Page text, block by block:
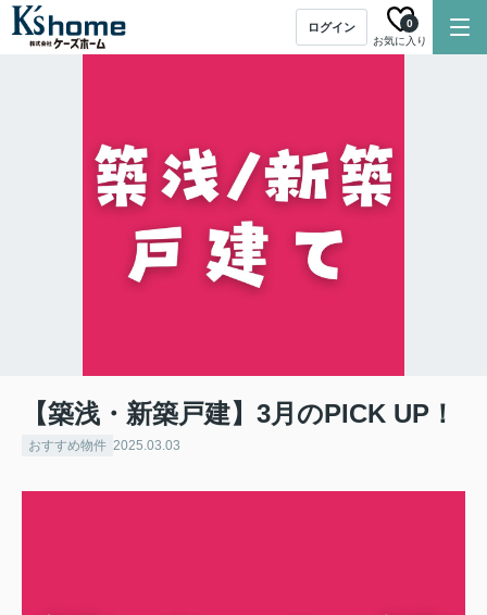
ログイン
お気に入り
0
【築浅・新築戸建】3月のPICK UP！
おすすめ物件 2025.03.03